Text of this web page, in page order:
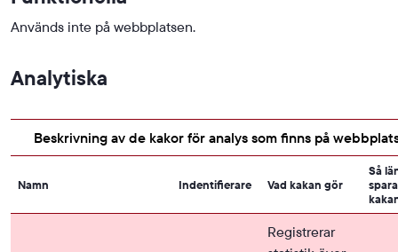
Används inte på webbplatsen.
Analytiska
Beskrivning av de kakor för analys som finns på
Namn Indentifierare Vad kakan gör
Så
Registrerar